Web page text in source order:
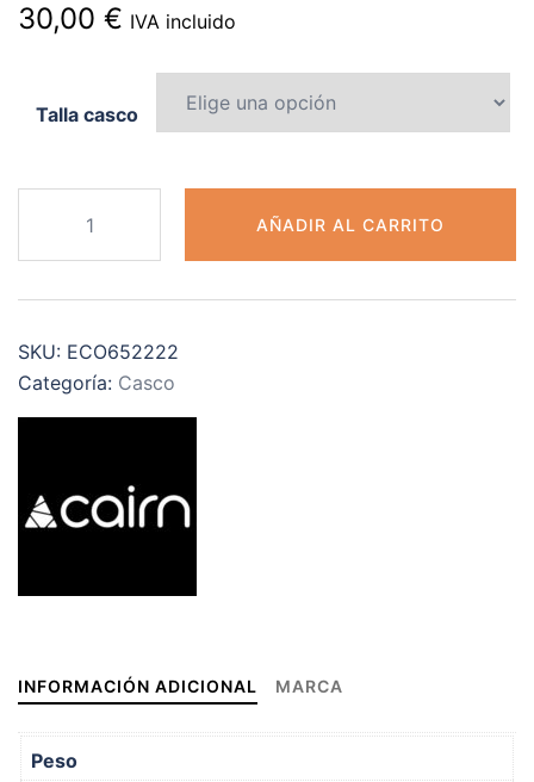
30,00 € IVA incluido
Talla casco
cantidad
AÑADIR AL CARRITO
SKU: ECO652222
Categoría: Casco
INFORMACIÓN ADICIONAL MARCA
Peso